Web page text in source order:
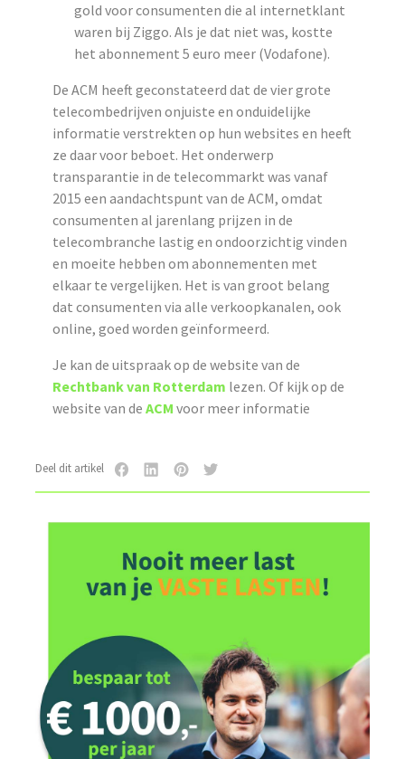
gold voor consumenten die al internetklant
waren bij Ziggo. Als je dat niet was, kostte
het abonnement 5 euro meer (Vodafone).
De ACM heeft geconstateerd dat de vier grote
telecombedrijven onjuiste en onduidelijke
informatie verstrekten op hun websites en heeft
ze daar voor beboet. Het onderwerp
transparantie in de telecommarkt was vanaf
2015 een aandachtspunt van de ACM, omdat
consumenten al jarenlang prijzen in de
telecombranche lastig en ondoorzichtig vinden
en moeite hebben om abonnementen met
elkaar te vergelijken. Het is van groot belang
dat consumenten via alle verkoopkanalen, ook
online, goed worden geïnformeerd.
Je kan de uitspraak op de website van de
Rechtbank van Rotterdam lezen. Of kijk op de
website van de ACM voor meer informatie
Deel dit artikel